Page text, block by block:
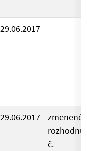
29.06.2017
29.06.2017
zmenené
č.